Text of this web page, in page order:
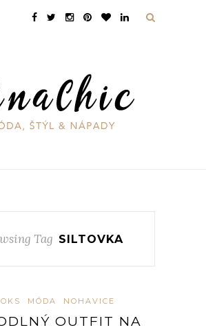
Tag SILTOVKA
MÓDA NOHAVICE
OUTFIT NA